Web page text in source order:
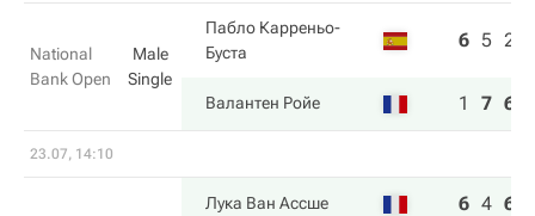
National
Bank Open
Male
Single
Пабло Карреньо-
Буста
6 5 2
Валантен Ройе 1 7 6
23.07, 14:10
Лука Ван Ассше 6 4 6